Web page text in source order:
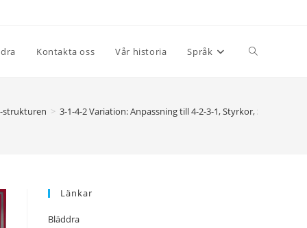
Kontakta oss Vår historia Språk Toggle
strukturen > 3-1-4-2 Variation: Anpassning till 4-2-3-1, Styrkor, Svagheter
Länkar
Bläddra